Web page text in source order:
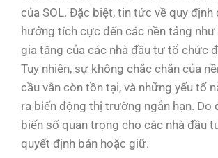
của SOL. Đặc biệt, tin tức về quy định
hưởng tích cực đến các nền tảng như
gia tăng của các nhà đầu tư tổ chức
Tuy nhiên, sự không chắc chắn của
cầu vẫn còn tồn tại, và những yếu tố
ra biến động thị trường ngắn hạn. Do
biến số quan trọng cho các nhà đầu
quyết định bán hoặc giữ.